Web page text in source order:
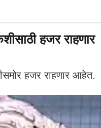
हजर राहणार
हजर राहणार आहेत.